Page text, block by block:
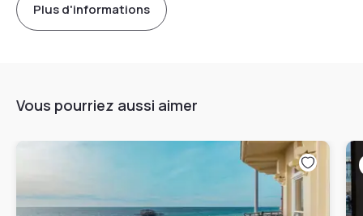
Plus d'informations
Vous pourriez aussi aimer